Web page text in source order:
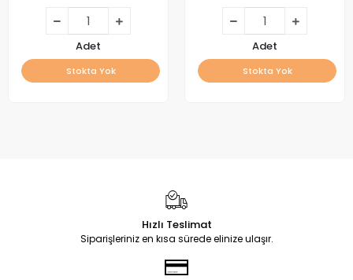
Adet
Stokta Yok
Adet
Stokta Yok
Hızlı Teslimat
Siparişleriniz en kısa sürede elinize ulaşır.